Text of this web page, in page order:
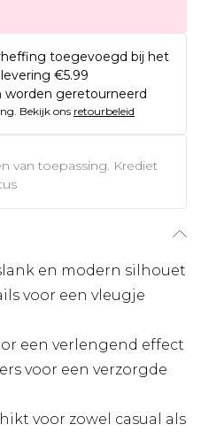
toegevoegd bij het
€5.99
worden geretourneerd
Bekijk ons retourbeleid
van toepassing. Krediet
en modern silhouet
voor een vleugje
een verlengend effect
voor een verzorgde
voor zowel casual als